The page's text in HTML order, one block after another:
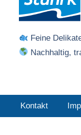
Feine
Nachhaltig,
Kontakt